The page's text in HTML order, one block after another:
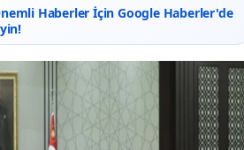
Haberler İçin Google Haberler'de